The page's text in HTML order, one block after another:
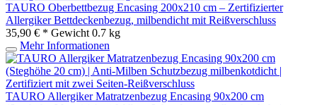
TAURO Oberbettbezug Encasing 200x210 cm – Zertifizierter
Allergiker Bettdeckenbezug, milbendicht mit Reißverschluss
35,90 € * Gewicht 0.7 kg
Mehr Informationen
TAURO Allergiker Matratzenbezug Encasing 90x200 cm